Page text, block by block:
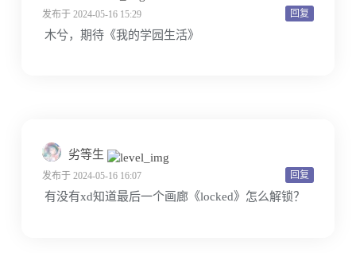
回复
发布于 2024-05-16 15:29
木兮，期待《我的学园生活》
劣等生
回复
发布于 2024-05-16 16:07
有没有xd知道最后一个画廊《locked》怎么解锁？